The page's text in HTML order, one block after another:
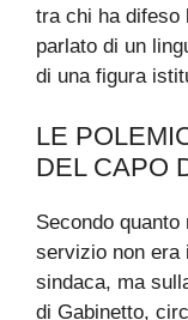
tra chi ha difeso
parlato di un
di una figura
LE
DEL CAPO
Secondo
servizio non era
sindaca, ma
di Gabinetto,